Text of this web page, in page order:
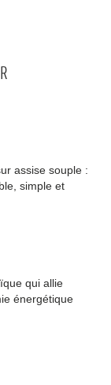
assise souple :
simple et
qui allie
énergétique